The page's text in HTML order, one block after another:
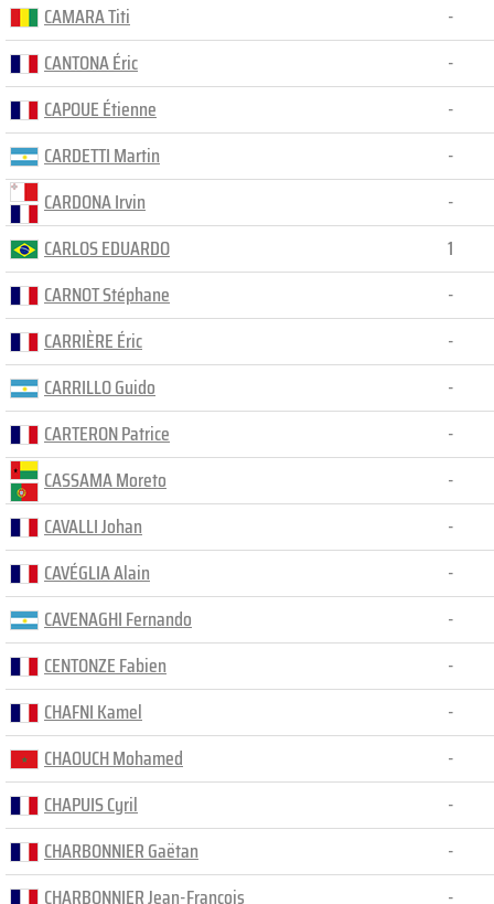
CAMARA Titi
-
CANTONA Éric
-
CAPOUE Étienne
-
CARDETTI Martin
-
CARDONA Irvin
-
CARLOS EDUARDO
1
CARNOT Stéphane
-
CARRIÈRE Éric
-
CARRILLO Guido
-
CARTERON Patrice
-
CASSAMA Moreto
-
CAVALLI Johan
-
CAVÉGLIA Alain
-
CAVENAGHI Fernando
-
CENTONZE Fabien
-
CHAFNI Kamel
-
CHAOUCH Mohamed
-
CHAPUIS Cyril
-
CHARBONNIER Gaëtan
-
CHARBONNIER Jean-François
-